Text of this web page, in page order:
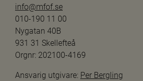
info@mfof.se
010-190 11 00
Nygatan 40B
931 31 Skellefteå
Orgnr: 202100-4169
Ansvarig utgivare: Per Bergling